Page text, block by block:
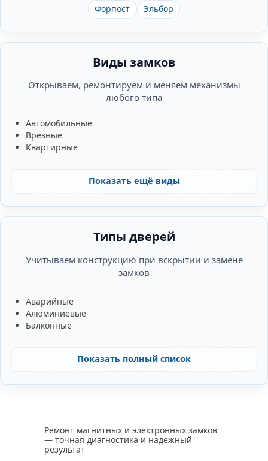
Форпост
Эльбор
Виды замков
Открываем, ремонтируем и меняем механизмы
любого типа
Автомобильные
Врезные
Квартирные
Показать ещё виды
Типы дверей
Учитываем конструкцию при вскрытии и замене
замков
Аварийные
Алюминиевые
Балконные
Показать полный список
Ремонт магнитных и электронных замков
— точная диагностика и надежный
результат